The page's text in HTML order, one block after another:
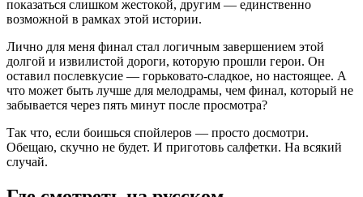
показаться слишком жестокой, другим — единственно
возможной в рамках этой истории.
Лично для меня финал стал логичным завершением этой
долгой и извилистой дороги, которую прошли герои. Он
оставил послевкусие — горьковато-сладкое, но настоящее. А
что может быть лучше для мелодрамы, чем финал, который не
забывается через пять минут после просмотра?
Так что, если боишься спойлеров — просто досмотри.
Обещаю, скучно не будет. И приготовь салфетки. На всякий
случай.